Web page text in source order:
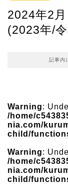
2024年2
(2023年/
記事内
Warning:
/home/
nia.com/
child/
Warning:
/home/
nia.com/
child/